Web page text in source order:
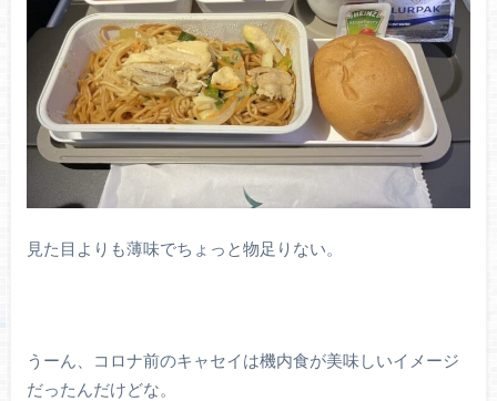
見た目よりも薄味でちょっと物足りない。
うーん、コロナ前のキャセイは機内食が美味しいイメージ
だったんだけどな。